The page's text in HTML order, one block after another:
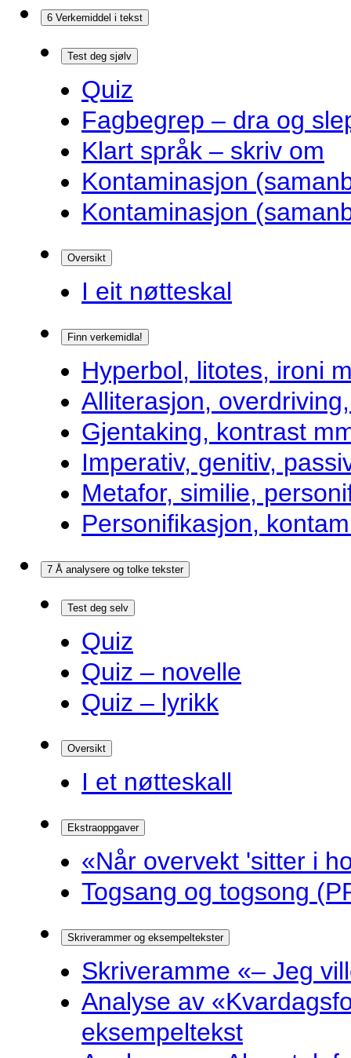
6 Verkemiddel i tekst
Test deg sjølv
Quiz
Fagbegrep – dra og
Klart språk – skriv om
Kontaminasjon
Kontaminasjon
Oversikt
I eit nøtteskal
Finn verkemidla!
Hyperbol, litotes, ironi
Alliterasjon,
Gjentaking, kontrast
Imperativ, genitiv,
Metafor, similie,
Personifikasjon,
7 Å analysere og tolke tekster
Test deg selv
Quiz
Quiz – novelle
Quiz – lyrikk
Oversikt
I et nøtteskall
Ekstraoppgaver
«Når overvekt 'sitter i
Togsang og togsong
Skriverammer og eksempeltekster
Skriveramme «– Jeg
Analyse av
eksempeltekst